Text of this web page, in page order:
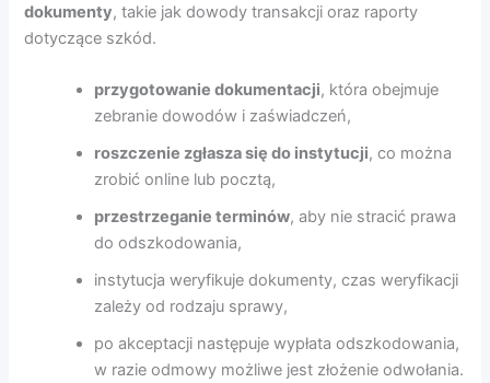
dokumenty, takie jak dowody transakcji oraz raporty
dotyczące szkód.
przygotowanie dokumentacji, która obejmuje
zebranie dowodów i zaświadczeń,
roszczenie zgłasza się do instytucji, co można
zrobić online lub pocztą,
przestrzeganie terminów, aby nie stracić prawa
do odszkodowania,
instytucja weryfikuje dokumenty, czas weryfikacji
zależy od rodzaju sprawy,
po akceptacji następuje wypłata odszkodowania,
w razie odmowy możliwe jest złożenie odwołania.